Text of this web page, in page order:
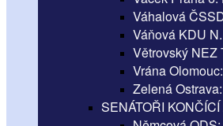
Váhalová
Váňová KDU
Větrovský NEZ
Vrána
Zelená
SENÁTOŘI